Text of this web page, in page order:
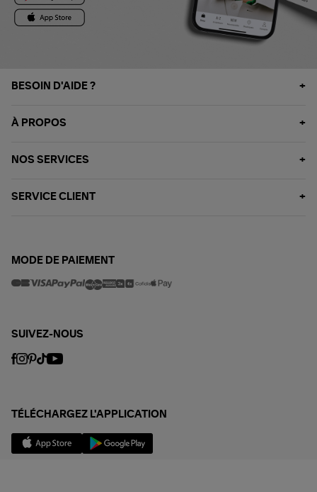
BESOIN D'AIDE ?
À PROPOS
NOS SERVICES
SERVICE CLIENT
MODE DE PAIEMENT
SUIVEZ-NOUS
TÉLÉCHARGEZ L'APPLICATION